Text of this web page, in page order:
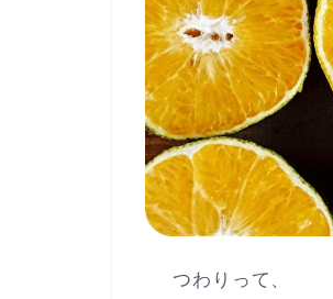
つわりって、